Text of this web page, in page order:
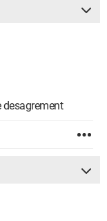
desagrement